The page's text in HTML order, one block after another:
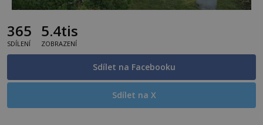
365
SDÍLENÍ
5.4tis
ZOBRAZENÍ
Sdílet na Facebooku
Sdílet na X